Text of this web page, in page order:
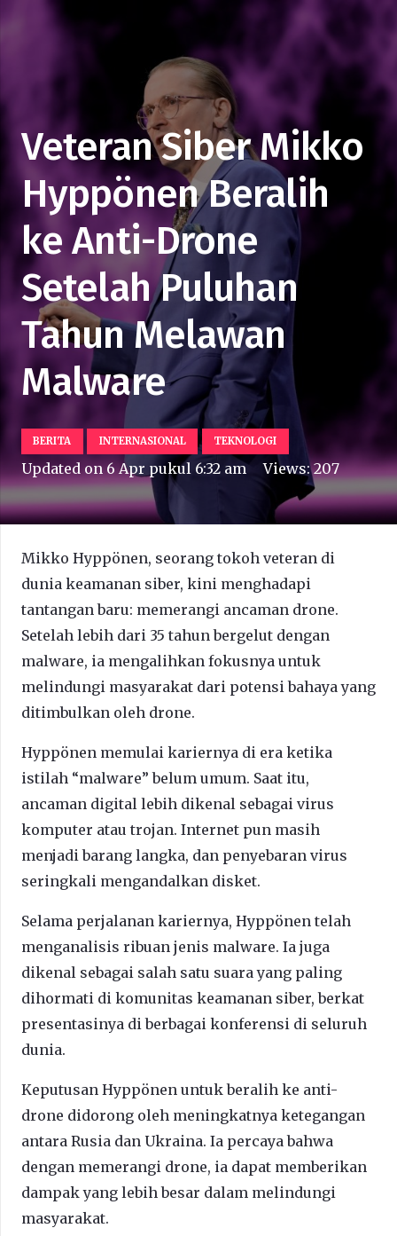
Veteran Siber Mikko
Hyppönen Beralih
ke Anti-Drone
Setelah Puluhan
Tahun Melawan
Malware
BERITA INTERNASIONAL TEKNOLOGI
Updated on6 Apr pukul 6:32 am Views:207
Mikko Hyppönen, seorang tokoh veteran di
dunia keamanan siber, kini menghadapi
tantangan baru: memerangi ancaman drone.
Setelah lebih dari 35 tahun bergelut dengan
malware, ia mengalihkan fokusnya untuk
melindungi masyarakat dari potensi bahaya yang
ditimbulkan oleh drone.
Hyppönen memulai kariernya di era ketika
istilah “malware” belum umum. Saat itu,
ancaman digital lebih dikenal sebagai virus
komputer atau trojan. Internet pun masih
menjadi barang langka, dan penyebaran virus
seringkali mengandalkan disket.
Selama perjalanan kariernya, Hyppönen telah
menganalisis ribuan jenis malware. Ia juga
dikenal sebagai salah satu suara yang paling
dihormati di komunitas keamanan siber, berkat
presentasinya di berbagai konferensi di seluruh
dunia.
Keputusan Hyppönen untuk beralih ke anti-
drone didorong oleh meningkatnya ketegangan
antara Rusia dan Ukraina. Ia percaya bahwa
dengan memerangi drone, ia dapat memberikan
dampak yang lebih besar dalam melindungi
masyarakat.